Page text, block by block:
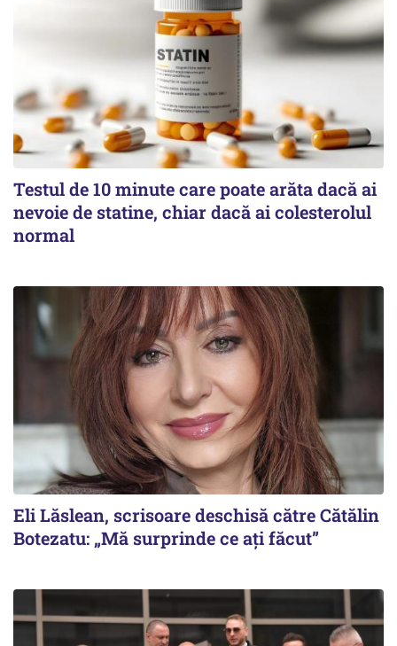
Testul de 10 minute care poate arăta dacă ai
nevoie de statine, chiar dacă ai colesterolul
normal
Eli Lăslean, scrisoare deschisă către Cătălin
Botezatu: „Mă surprinde ce ați făcut”